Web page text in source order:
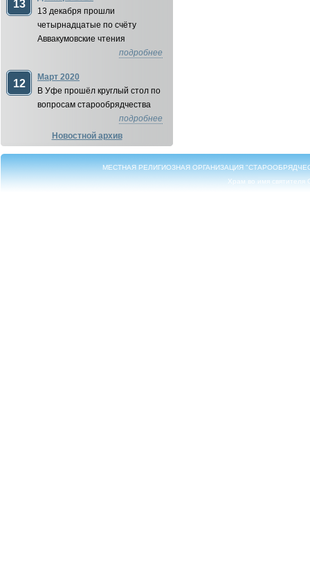
13
13 декабря прошли
четырнадцатые по счёту
Аввакумовские чтения
подробнее
12
Март 2020
В Уфе прошёл круглый стол по
вопросам старообрядчества
подробнее
Новостной архив
МЕСТНАЯ РЕЛИГИОЗНАЯ ОРГАНИЗАЦИЯ
Храм во имя святителя